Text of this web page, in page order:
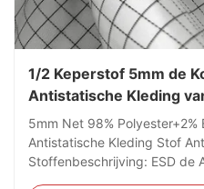
1/2 Keperstof 5mm de
Antistatische Kleding
Polyester 2%
5mm Net 98% Polyester+2%
Antistatische Kleding Stof
Stoffenbeschrijving: ESD de